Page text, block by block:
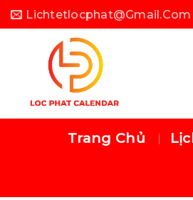
Skip
to
Lichtetlocphat@gmail.com
Trang Chủ